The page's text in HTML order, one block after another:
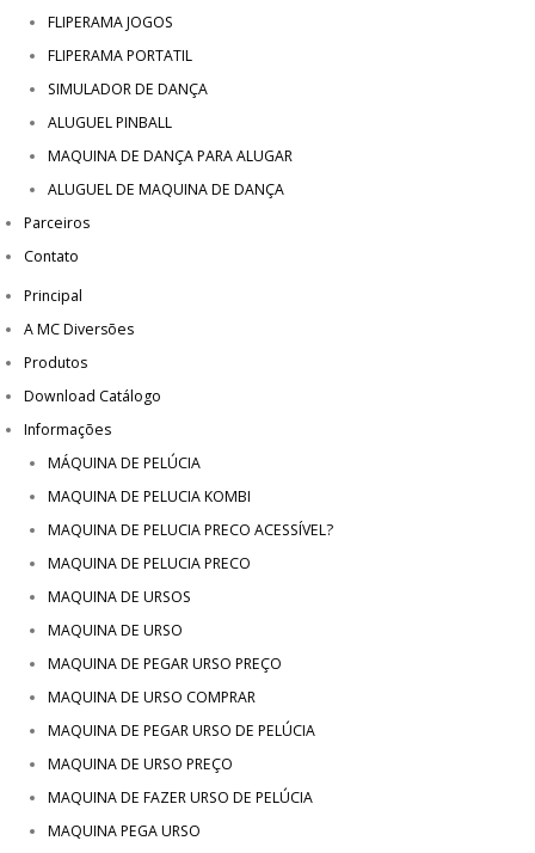
FLIPERAMA JOGOS
FLIPERAMA PORTATIL
SIMULADOR DE DANÇA
ALUGUEL PINBALL
MAQUINA DE DANÇA PARA ALUGAR
ALUGUEL DE MAQUINA DE DANÇA
Parceiros
Contato
Principal
A MC Diversões
Produtos
Download Catálogo
Informações
MÁQUINA DE PELÚCIA
MAQUINA DE PELUCIA KOMBI
MAQUINA DE PELUCIA PRECO ACESSÍVEL?
MAQUINA DE PELUCIA PRECO
MAQUINA DE URSOS
MAQUINA DE URSO
MAQUINA DE PEGAR URSO PREÇO
MAQUINA DE URSO COMPRAR
MAQUINA DE PEGAR URSO DE PELÚCIA
MAQUINA DE URSO PREÇO
MAQUINA DE FAZER URSO DE PELÚCIA
MAQUINA PEGA URSO